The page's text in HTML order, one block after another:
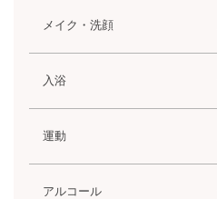
メイク・洗顔
入浴
運動
アルコール